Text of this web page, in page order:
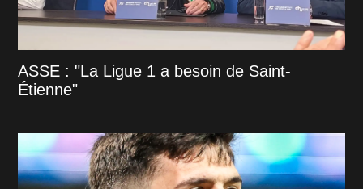
ASSE : "La Ligue 1 a besoin de Saint-
Étienne"